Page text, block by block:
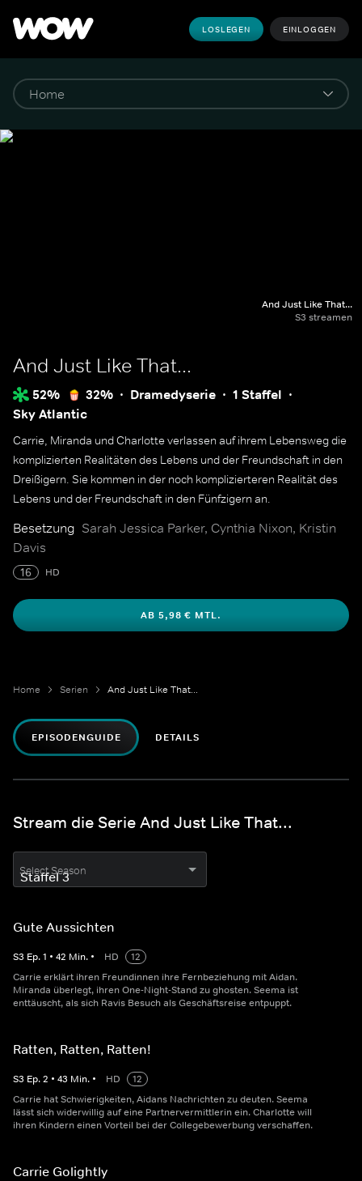
LOSLEGEN EINLOGGEN
And Just Like That...
S3 streamen
And Just Like That...
52% 32% Dramedyserie
1 Staffel
Sky Atlantic
Carrie, Miranda und Charlotte verlassen auf ihrem Lebensweg die
komplizierten Realitäten des Lebens und der Freundschaft in den
Dreißigern. Sie kommen in der noch komplizierteren Realität des
Lebens und der Freundschaft in den Fünfzigern an.
Besetzung Sarah Jessica Parker, Cynthia Nixon, Kristin
Davis
16 HD
AB 5,98 € MTL.
Home Serien And Just Like That...
EPISODENGUIDE DETAILS
Stream die Serie And Just Like That...
Select Season
Gute Aussichten
S3 Ep.1 • 42 Min. • HD
12
Carrie erklärt ihren Freundinnen ihre Fernbeziehung mit Aidan.
Miranda überlegt, ihren One-Night-Stand zu ghosten. Seema ist
enttäuscht, als sich Ravis Besuch als Geschäftsreise entpuppt.
Ratten, Ratten, Ratten!
S3 Ep.2 • 43 Min. • HD
12
Carrie hat Schwierigkeiten, Aidans Nachrichten zu deuten. Seema
lässt sich widerwillig auf eine Partnervermittlerin ein. Charlotte will
ihren Kindern einen Vorteil bei der Collegebewerbung verschaffen.
Carrie Golightly